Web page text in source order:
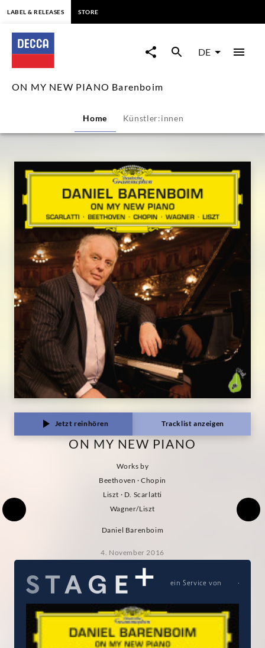
ON
MY
NEW
Barenboim
Decca
Classics
LABEL & RELEASES STORE
DE
ON MY NEW PIANO Barenboim
Home Künstler:innen
Jetzt reinhören Tracklist anzeigen
ON MY NEW PIANO
Works by
Beethoven · Chopin
Liszt · D. Scarlatti
Wagner/Liszt
Daniel Barenboim
4. November 2016
ein Service von